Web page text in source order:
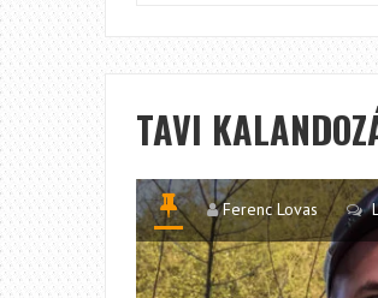
TAVI
Ferenc Lovas